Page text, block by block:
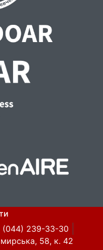
(044) 239-33-30
58, к. 42